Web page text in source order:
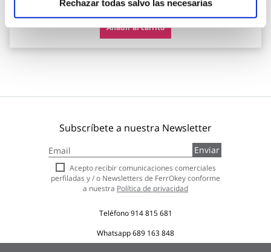
Rechazar todas salvo las necesarias
Añadir al carrito
Subscríbete a nuestra Newsletter
a
nuestro
boletín
de
Enviar
Acepto recibir comunicaciones comerciales
perfiladas y / o Newsletters de FerrOkey conforme
a nuestra Política de privacidad
Teléfono914 815 681
Whatsapp689 163 848